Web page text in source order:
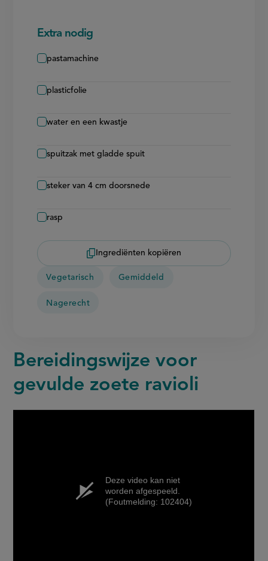
Extra nodig
pastamachine
plasticfolie
water en een kwastje
spuitzak met gladde spuit
steker van 4 cm doorsnede
rasp
Ingrediënten kopiëren
Vegetarisch Gemiddeld
Nagerecht
Bereidingswijze voor
gevulde zoete ravioli
Deze video kan niet
worden afgespeeld.
(Foutmelding: 102404)